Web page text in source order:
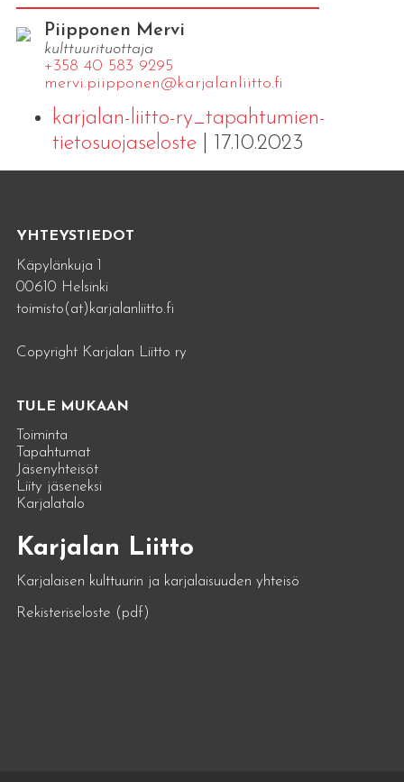
Piipponen Mervi
kulttuurituottaja
+358 40 583 9295
mervi.​piipponen@​kar​jala​nlii​tto.​fi
karjalan-liitto-ry_tapahtumien-
tietosuojaseloste| 17.10.2023
YHTEYSTIEDOT
Käpylänkuja 1
00610 Helsinki
toimisto(at)karjalanliitto.fi
Copyright Karjalan Liitto ry
TULE MUKAAN
Toiminta
Tapahtumat
Jäsenyhteisöt
Liity jäseneksi
Karjalatalo
Karjalan Liitto
Karjalaisen kulttuurin ja karjalaisuuden yhteisö
Rekisteriseloste (pdf)